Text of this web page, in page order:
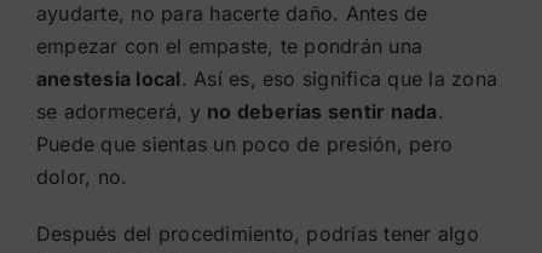
ayudarte, no para hacerte daño. Antes de
empezar con el empaste, te pondrán una
anestesia local. Así es, eso significa que la zona
se adormecerá, y no deberías sentir nada.
Puede que sientas un poco de presión, pero
dolor, no.
Después del procedimiento, podrías tener algo